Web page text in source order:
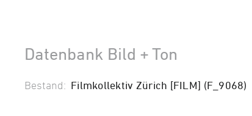
Datenbank Bild + Ton
Bestand: Filmkollektiv Zürich [FILM] (F_9068)